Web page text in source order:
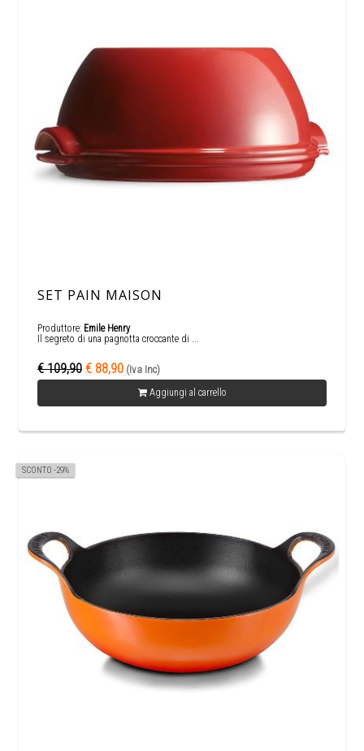
SET PAIN MAISON
Produttore: Emile Henry
Il segreto di una pagnotta croccante di ...
€ 109,90 € 88,90 (Iva Inc)
Aggiungi al carrello
SCONTO -29%